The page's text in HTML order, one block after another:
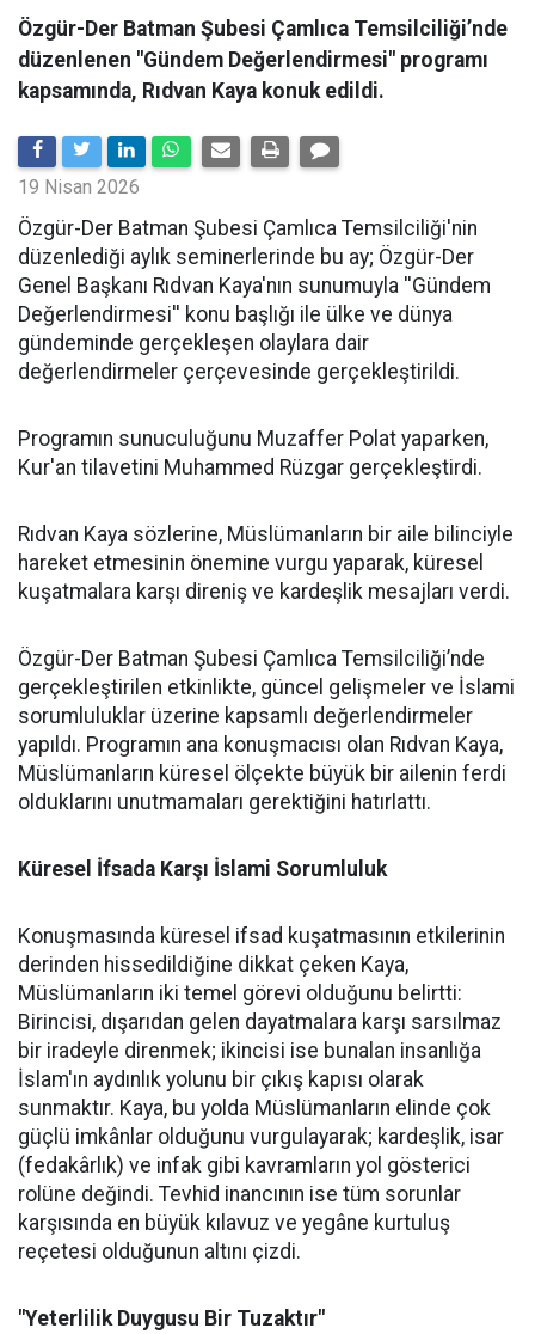
Özgür-Der Batman Şubesi Çamlıca Temsilciliği’nde
düzenlenen "Gündem Değerlendirmesi" programı
kapsamında, Rıdvan Kaya konuk edildi.
19 Nisan 2026
​Özgür-Der Batman Şubesi Çamlıca Temsilciliği'nin
düzenlediği aylık seminerlerinde bu ay; Özgür-Der
Genel Başkanı Rıdvan Kaya'nın sunumuyla ''Gündem
Değerlendirmesi'' konu başlığı ile ülke ve dünya
gündeminde gerçekleşen olaylara dair
değerlendirmeler çerçevesinde gerçekleştirildi.
Programın sunuculuğunu Muzaffer Polat yaparken,
Kur'an tilavetini Muhammed Rüzgar gerçekleştirdi.
Rıdvan Kaya sözlerine, Müslümanların bir aile bilinciyle
hareket etmesinin önemine vurgu yaparak, küresel
kuşatmalara karşı direniş ve kardeşlik mesajları verdi.
Özgür-Der Batman Şubesi Çamlıca Temsilciliği’nde
gerçekleştirilen etkinlikte, güncel gelişmeler ve İslami
sorumluluklar üzerine kapsamlı değerlendirmeler
yapıldı. Programın ana konuşmacısı olan Rıdvan Kaya,
Müslümanların küresel ölçekte büyük bir ailenin ferdi
olduklarını unutmamaları gerektiğini hatırlattı.
Küresel İfsada Karşı İslami Sorumluluk
Konuşmasında küresel ifsad kuşatmasının etkilerinin
derinden hissedildiğine dikkat çeken Kaya,
Müslümanların iki temel görevi olduğunu belirtti:
Birincisi, dışarıdan gelen dayatmalara karşı sarsılmaz
bir iradeyle direnmek; ikincisi ise bunalan insanlığa
İslam'ın aydınlık yolunu bir çıkış kapısı olarak
sunmaktır. Kaya, bu yolda Müslümanların elinde çok
güçlü imkânlar olduğunu vurgulayarak; kardeşlik, isar
(fedakârlık) ve infak gibi kavramların yol gösterici
rolüne değindi. Tevhid inancının ise tüm sorunlar
karşısında en büyük kılavuz ve yegâne kurtuluş
reçetesi olduğunun altını çizdi.
"Yeterlilik Duygusu Bir Tuzaktır"